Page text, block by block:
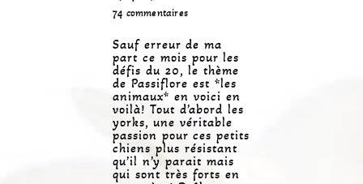
74 commentaires
Sauf erreur de ma
part ce mois pour les
défis du 20, le thème
de Passiflore est *les
animaux* en voici en
voilà! Tout d’abord les
yorks, une véritable
passion pour ces petits
chiens plus résistant
qu’il n’y parait mais
qui sont très forts en